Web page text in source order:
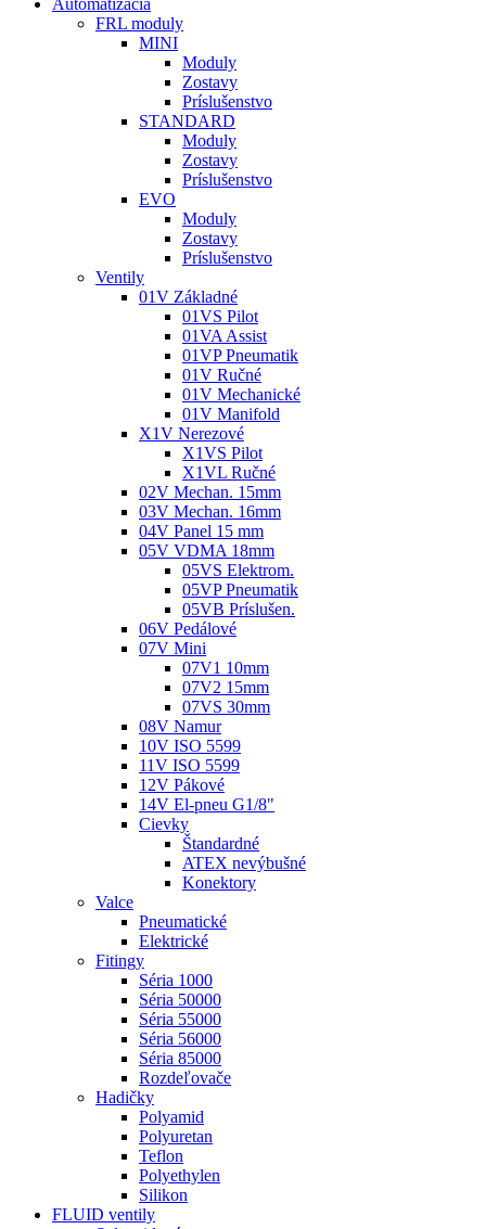
Automatizácia
FRL moduly
MINI
Moduly
Zostavy
Príslušenstvo
STANDARD
Moduly
Zostavy
Príslušenstvo
EVO
Moduly
Zostavy
Príslušenstvo
Ventily
01V Základné
01VS Pilot
01VA Assist
01VP Pneumatik
01V Ručné
01V Mechanické
01V Manifold
X1V Nerezové
X1VS Pilot
X1VL Ručné
02V Mechan. 15mm
03V Mechan. 16mm
04V Panel 15 mm
05V VDMA 18mm
05VS Elektrom.
05VP Pneumatik
05VB Príslušen.
06V Pedálové
07V Mini
07V1 10mm
07V2 15mm
07VS 30mm
08V Namur
10V ISO 5599
11V ISO 5599
12V Pákové
14V El-pneu G1/8"
Cievky
Štandardné
ATEX nevýbušné
Konektory
Valce
Pneumatické
Elektrické
Fitingy
Séria 1000
Séria 50000
Séria 55000
Séria 56000
Séria 85000
Rozdeľovače
Hadičky
Polyamid
Polyuretan
Teflon
Polyethylen
Silikon
FLUID ventily